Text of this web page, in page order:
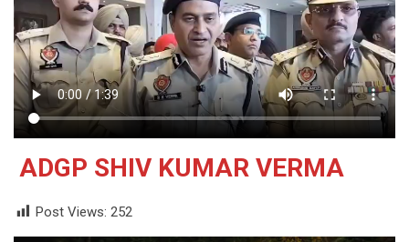
ADGP SHIV KUMAR VERMA
Post Views: 252